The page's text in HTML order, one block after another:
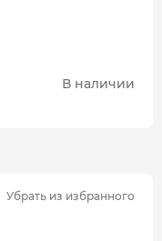
В наличии
Убрать из избранного